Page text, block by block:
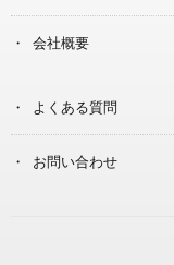
会社概要
よくある質問
お問い合わせ